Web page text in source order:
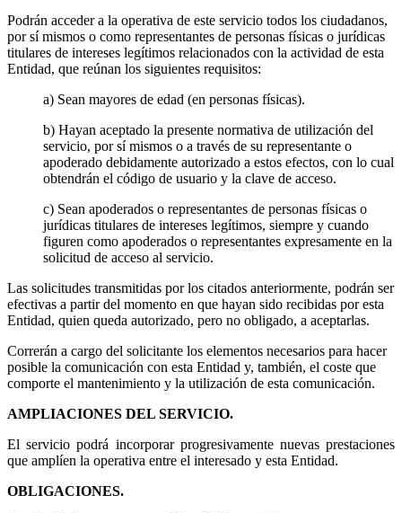
Podrán acceder a la operativa de este servicio todos los ciudadanos,
por sí mismos o como representantes de personas físicas o jurídicas
titulares de intereses legítimos relacionados con la actividad de esta
Entidad, que reúnan los siguientes requisitos:
a) Sean mayores de edad (en personas físicas).
b) Hayan aceptado la presente normativa de utilización del
servicio, por sí mismos o a través de su representante o
apoderado debidamente autorizado a estos efectos, con lo cual
obtendrán el código de usuario y la clave de acceso.
c) Sean apoderados o representantes de personas físicas o
jurídicas titulares de intereses legítimos, siempre y cuando
figuren como apoderados o representantes expresamente en la
solicitud de acceso al servicio.
Las solicitudes transmitidas por los citados anteriormente, podrán ser
efectivas a partir del momento en que hayan sido recibidas por esta
Entidad, quien queda autorizado, pero no obligado, a aceptarlas.
Correrán a cargo del solicitante los elementos necesarios para hacer
posible la comunicación con esta Entidad y, también, el coste que
comporte el mantenimiento y la utilización de esta comunicación.
AMPLIACIONES DEL SERVICIO.
El servicio podrá incorporar progresivamente nuevas prestaciones
que amplíen la operativa entre el interesado y esta Entidad.
OBLIGACIONES.